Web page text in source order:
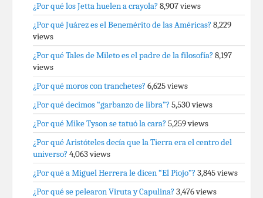
¿Por qué los Jetta huelen a crayola? 8,907 views
¿Por qué Juárez es el Benemérito de las Américas? 8,229
views
¿Por qué Tales de Mileto es el padre de la filosofía? 8,197
views
¿Por qué moros con tranchetes? 6,625 views
¿Por qué decimos “garbanzo de libra”? 5,530 views
¿Por qué Mike Tyson se tatuó la cara? 5,259 views
¿Por qué Aristóteles decía que la Tierra era el centro del
universo? 4,063 views
¿Por qué a Miguel Herrera le dicen “El Piojo”? 3,845 views
¿Por qué se pelearon Viruta y Capulina? 3,476 views